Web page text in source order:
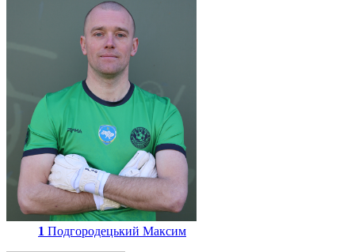
1 Подгородецький Максим